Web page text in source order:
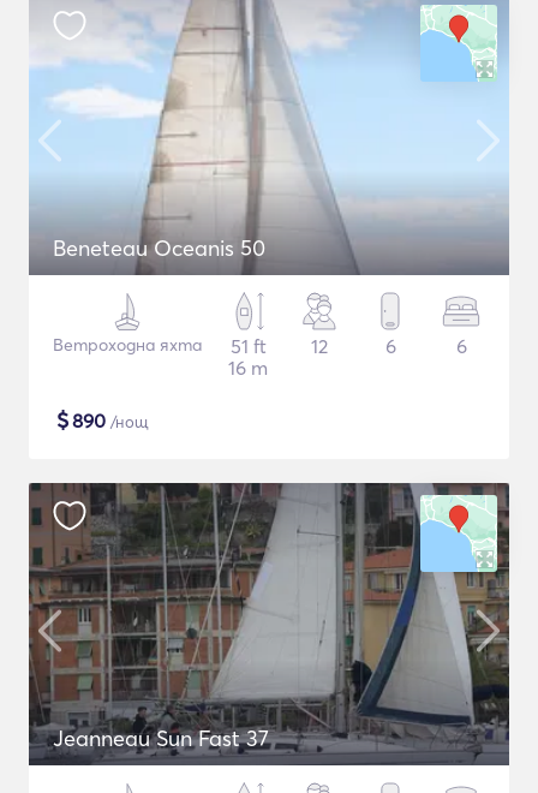
Beneteau Oceanis 50
Ветроходна яхта
51 ft
16 m
12 6 6
$890 /нощ
Jeanneau Sun Fast 37